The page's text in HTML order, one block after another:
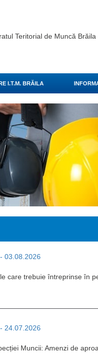
Teritorial de Muncă Brăila
I.T.M. BRĂILA
03.08.2026
care trebuie întreprinse în
24.07.2026
Muncii: Amenzi de